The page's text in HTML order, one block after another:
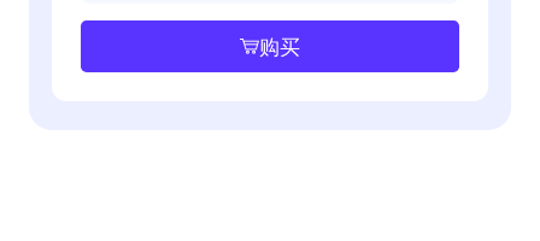
购买